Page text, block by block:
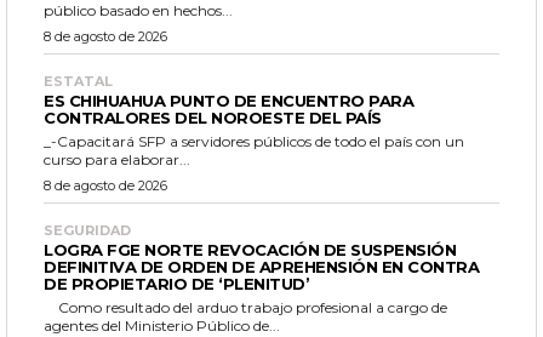
público basado en hechos...
8 de agosto de 2026
ESTATAL
ES CHIHUAHUA PUNTO DE ENCUENTRO PARA
CONTRALORES DEL NOROESTE DEL PAÍS
_-Capacitará SFP a servidores públicos de todo el país con un
curso para elaborar...
8 de agosto de 2026
SEGURIDAD
LOGRA FGE NORTE REVOCACIÓN DE SUSPENSIÓN
DEFINITIVA DE ORDEN DE APREHENSIÓN EN CONTRA
DE PROPIETARIO DE ‘PLENITUD’
agentes del Ministerio Público de...